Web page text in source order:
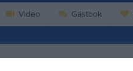
Video Gästbok